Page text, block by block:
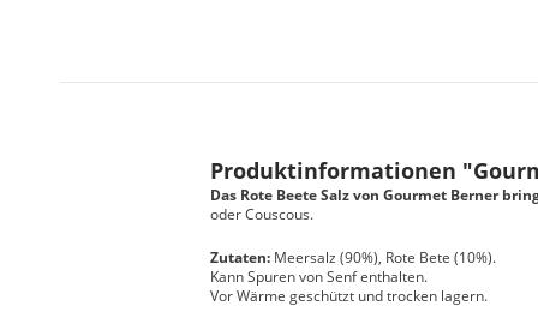
Produktinformationen
Das Rote Beete Salz von Gourmet Berner
oder Couscous.
Zutaten: Meersalz (90%), Rote Bete (10%).
Kann Spuren von Senf enthalten.
Vor Wärme geschützt und trocken lagern.